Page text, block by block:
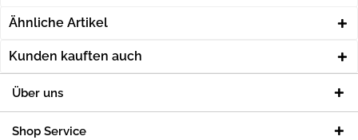
Ähnliche Artikel
Kunden kauften auch
Über uns
Shop Service